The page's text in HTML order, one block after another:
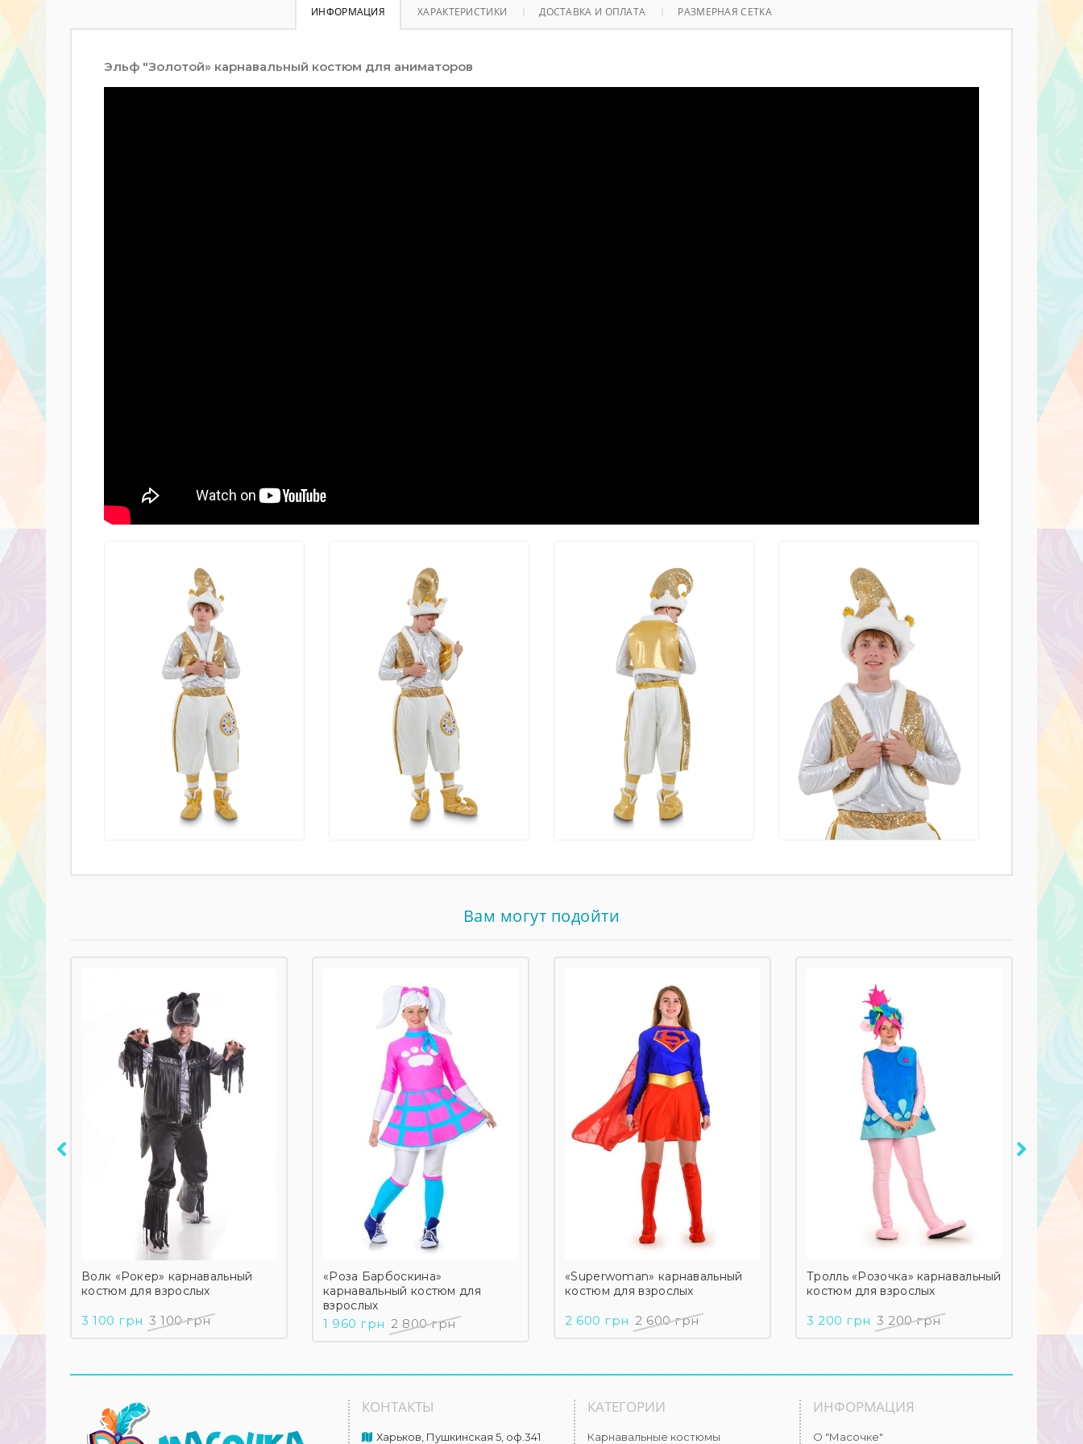
ИНФОРМАЦИЯ ХАРАКТЕРИСТИКИ ДОСТАВКА И ОПЛАТА РАЗМЕРНАЯ СЕТКА
Эльф "Золотой» карнавальный костюм для аниматоров
Вам могут подойти
Волк «Рокер» карнавальный
костюм для взрослых
3 100 грн 3 100 грн
«Роза Барбоскина»
карнавальный костюм для
взрослых
1 960 грн 2 800 грн
«Superwoman» карнавальный
костюм для взрослых
2 600 грн 2 600 грн
Тролль «Розочка» карнавальный
костюм для взрослых
3 200 грн 3 200 грн
КОНТАКТЫ
Харьков, Пушкинская 5, оф.341
КАТЕГОРИИ
Карнавальные костюмы
ИНФОРМАЦИЯ
О "Масочке"